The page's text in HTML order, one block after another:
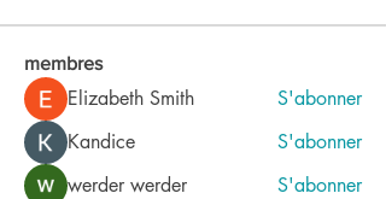
membres
Elizabeth Smith
S'abonner
Kandice
S'abonner
werder werder
S'abonner